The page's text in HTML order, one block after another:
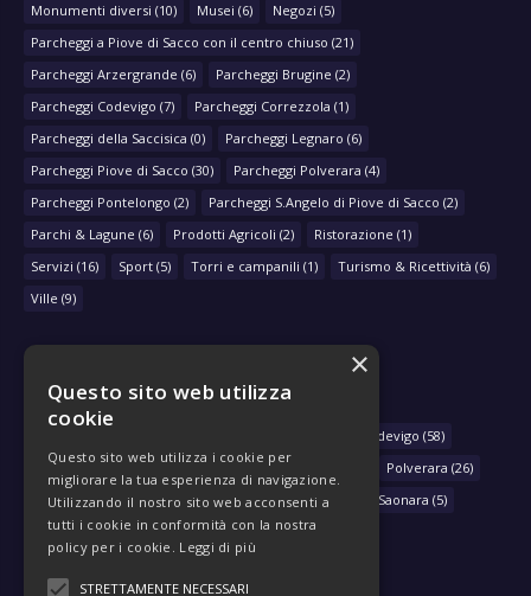
Monumenti diversi (10) Musei (6) Negozi (5)
Parcheggi a Piove di Sacco con il centro chiuso (21)
Parcheggi Arzergrande (6) Parcheggi Brugine (2)
Parcheggi Codevigo (7) Parcheggi Correzzola (1)
Parcheggi della Saccisica (0) Parcheggi Legnaro (6)
Parcheggi Piove di Sacco (30) Parcheggi Polverara (4)
Parcheggi Pontelongo (2) Parcheggi S.Angelo di Piove di Sacco (2)
Parchi & Lagune (6) Prodotti Agricoli (2) Ristorazione (1)
Servizi (16) Sport (5) Torri e campanili (1) Turismo & Ricettività (6)
Ville (9)
NAVIGA PER COMUNE
Codevigo (58)
Correzzola (29) Legnaro(33) Piove di Sacco Polverara (26)
Pontelongo (79) Sant'Angelo di Piove di Sacco Saonara (5)
×
Questo sito web utilizza
cookie
Questo sito web utilizza i cookie per
migliorare la tua esperienza di navigazione.
Utilizzando il nostro sito web acconsenti a
tutti i cookie in conformità con la nostra
policy per i cookie. Leggi di più
STRETTAMENTE NECESSARI